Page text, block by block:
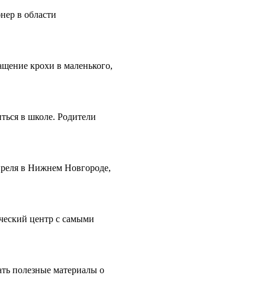
в области
крохи в маленького,
в школе. Родители
в Нижнем Новгороде,
центр с самыми
полезные материалы о